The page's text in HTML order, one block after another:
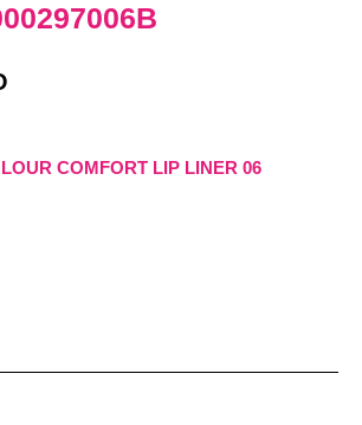
COMFORT LIP LINER 06